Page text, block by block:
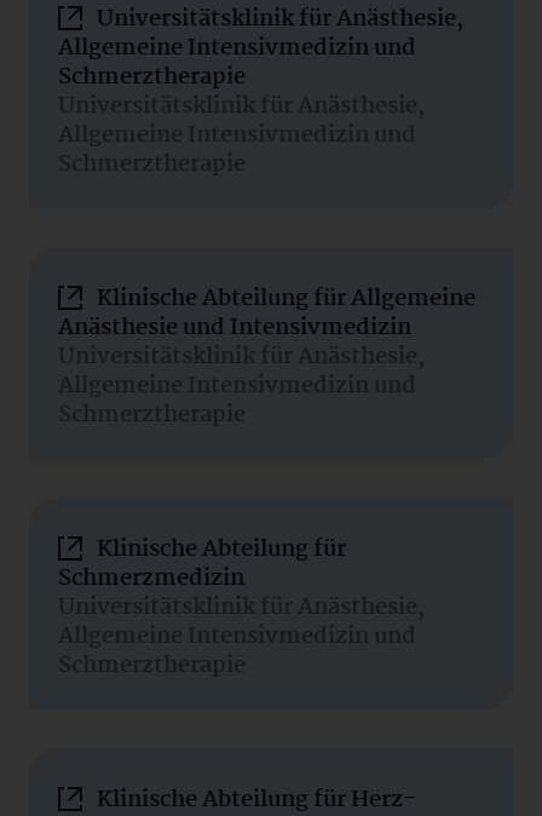
Universitätsklinik für Anästhesie,
Allgemeine Intensivmedizin und
Schmerztherapie
Universitätsklinik für Anästhesie,
Allgemeine Intensivmedizin und
Schmerztherapie
Klinische Abteilung für Allgemeine
Anästhesie und Intensivmedizin
Universitätsklinik für Anästhesie,
Allgemeine Intensivmedizin und
Schmerztherapie
Klinische Abteilung für
Schmerzmedizin
Universitätsklinik für Anästhesie,
Allgemeine Intensivmedizin und
Schmerztherapie
Klinische Abteilung für Herz-